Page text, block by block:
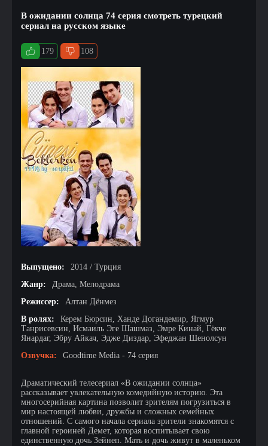
В ожидании солнца 74 серия смотреть турецкий
сериал на русском языке
179 108
Выпущено:
2014 / Турция
Жанр:
Драма, Мелодрама
Режиссер:
Алтан Дёнмез
В ролях:
Керем Бюрсин, Ханде Догандемир, Ягмур
Танрисевсин, Исмаиль Эге Шашмаз, Эмре Кинай, Гёкче
Янардаг, Эбру Айкач, Эдже Диздар, Эфеджан Шенолсун
Озвучка:
Goodtime Media - 74 серия
Драматический телесериал «В ожидании солнца»
рассказывает увлекательную комедийную историю. Эта
многосерийная картина позволит зрителям погрузиться в
мир настоящей любви, дружбы и сложных семейных
отношений. С самого начала сериала зрители знакомятся с
главной героиней Демет, которая воспитывает свою
единственную дочь Зейнеп. Мать и дочь живут в маленьком